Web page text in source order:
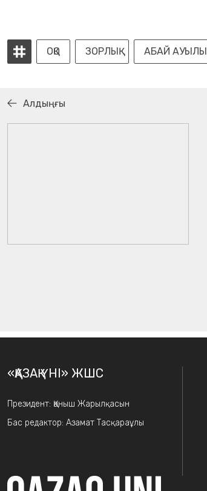
ОҚО ЗОРЛЫҚ АБАЙ АУЫЛЫ
Алдыңғы
«ҚАЗАҚ ҮНІ» ЖШС
Президент: Қаныш Жарылқасын
Бас редактор: Азамат Тасқараұлы